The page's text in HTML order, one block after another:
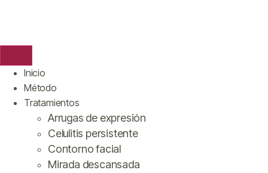
Inicio
Método
Tratamientos
Arrugas de expresión
Celulitis persistente
Contorno facial
Mirada descansada